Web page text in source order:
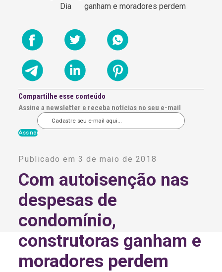
Dia
ganham e moradores perdem
Compartilhe esse conteúdo
Assine a newsletter e receba notícias no seu e-mail
t
r
n
t
v
:
Publicado em 3 de maio de 2018
Com autoisenção nas
despesas de
condomínio,
construtoras ganham e
moradores perdem